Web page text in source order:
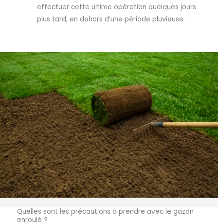
effectuer cette ultime opération quelques jours
plus tard, en dehors d’une période pluvieuse.
Quelles sont les précautions à prendre avec le gazon
enroulé ?